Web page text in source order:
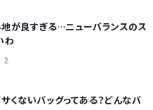
地が良すぎる…ニューバランスのス
わ
2
くないバッグってある？どんなバ